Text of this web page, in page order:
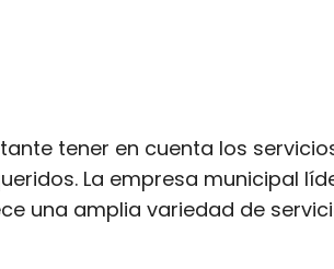
tener en cuenta los
La empresa municipal
una amplia variedad de